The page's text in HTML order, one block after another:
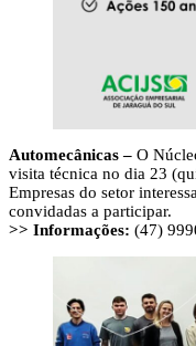
Automecânicas – O
visita técnica no dia 23
Empresas do setor
convidadas a participar.
>> Informações: (47)